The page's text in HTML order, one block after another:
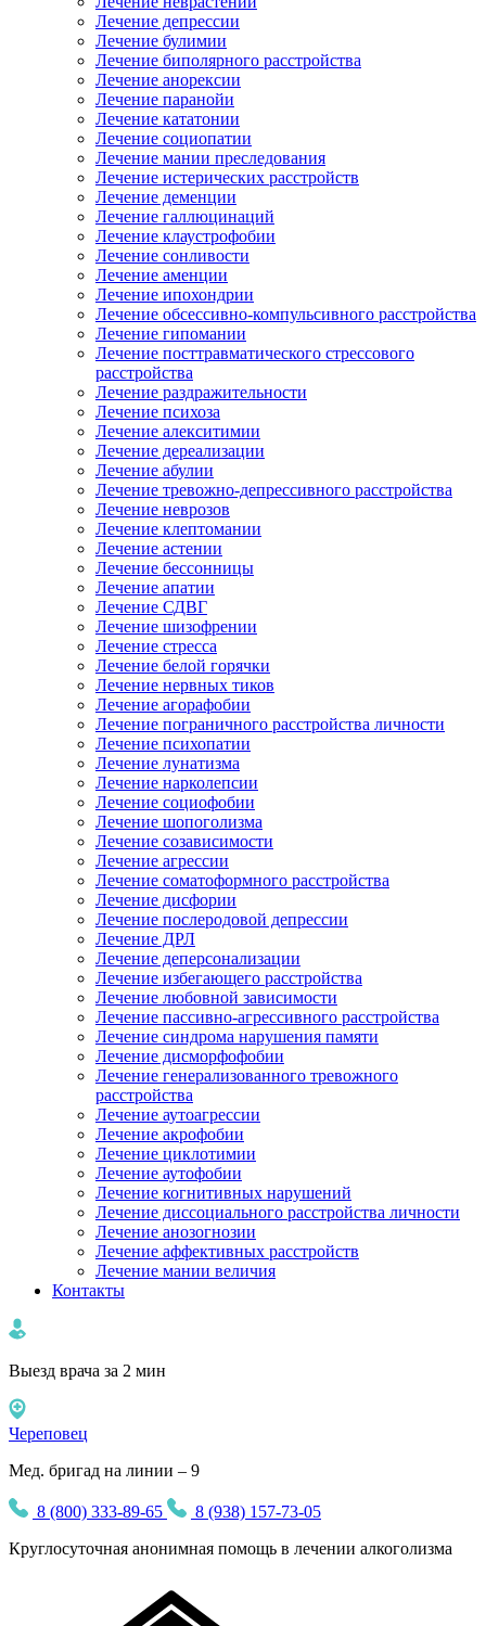
Лечение депрессии
Лечение булимии
Лечение биполярного расстройства
Лечение анорексии
Лечение паранойи
Лечение кататонии
Лечение социопатии
Лечение мании преследования
Лечение истерических расстройств
Лечение деменции
Лечение галлюцинаций
Лечение клаустрофобии
Лечение сонливости
Лечение аменции
Лечение ипохондрии
Лечение обсессивно-компульсивного расстройства
Лечение гипомании
Лечение посттравматического стрессового
расстройства
Лечение раздражительности
Лечение психоза
Лечение алекситимии
Лечение дереализации
Лечение абулии
Лечение тревожно-депрессивного расстройства
Лечение неврозов
Лечение клептомании
Лечение астении
Лечение бессонницы
Лечение апатии
Лечение СДВГ
Лечение шизофрении
Лечение стресса
Лечение белой горячки
Лечение нервных тиков
Лечение агорафобии
Лечение пограничного расстройства личности
Лечение психопатии
Лечение лунатизма
Лечение нарколепсии
Лечение социофобии
Лечение шопоголизма
Лечение созависимости
Лечение агрессии
Лечение соматоформного расстройства
Лечение дисфории
Лечение послеродовой депрессии
Лечение ДРЛ
Лечение деперсонализации
Лечение избегающего расстройства
Лечение любовной зависимости
Лечение пассивно-агрессивного расстройства
Лечение синдрома нарушения памяти
Лечение дисморфофобии
Лечение генерализованного тревожного
расстройства
Лечение аутоагрессии
Лечение акрофобии
Лечение циклотимии
Лечение аутофобии
Лечение когнитивных нарушений
Лечение диссоциального расстройства личности
Лечение анозогнозии
Лечение аффективных расстройств
Лечение мании величия
Контакты
Выезд врача за 2 мин
Череповец
Мед. бригад на линии – 9
8 (800) 333-89-65
8 (938) 157-73-05
Круглосуточная анонимная помощь в лечении алкоголизма